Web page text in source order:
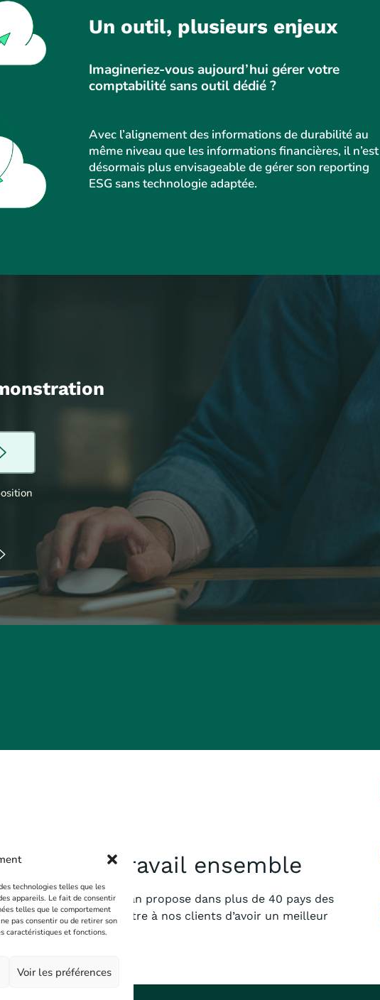
technologies telles que les
appareils. Le fait de consentir
telles que le comportement
pas consentir ou de retirer son
caractéristiques et fonctions.
Voir les préférences
Un outil, plusieurs enjeux
Imagineriez-vous aujourd’hui gérer votre
comptabilité sans outil dédié ?
Avec l’alignement des informations de durabilité au
même niveau que les informations financières, il n’est
désormais plus envisageable de gérer son reporting
ESG sans technologie adaptée.
le travail ensemble
Groupe Imagine Human propose dans plus de 40 pays des
et sûres pour permettre à nos clients d’avoir un meilleur
QSE / RSE.